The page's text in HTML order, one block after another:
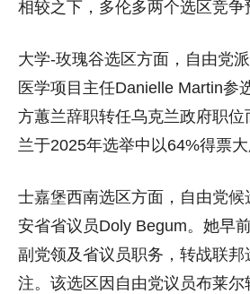
相较之下，多伦多两个选区竞争
大学-玫瑰谷选区方面，自由党
医学项目主任Danielle Martin参
方蕙兰辞职转任乌克兰政府职
兰于2025年选举中以64%得票大
士嘉堡西南选区方面，自由党候
安省省议员Doly Begum。她早
副党领及省议员职务，转战联邦
注。该选区因自由党议员布莱